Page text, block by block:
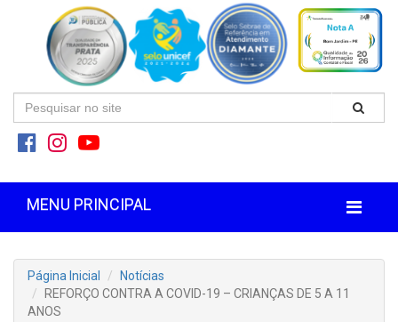
MENU PRINCIPAL
Página Inicial
Notícias
REFORÇO CONTRA A COVID-19 – CRIANÇAS DE 5 A 11
ANOS